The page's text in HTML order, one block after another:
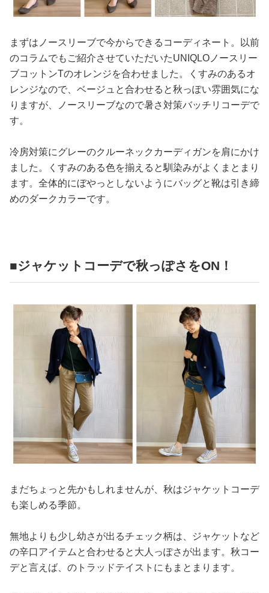
まずはノースリーブで今からできるコーディネート。以前
のコラムでもご紹介させていただいたUNIQLOノースリー
ブコットンTのオレンジを合わせました。くすみのあるオ
レンジなので、ベージュと合わせると秋っぽい雰囲気にな
りますが、ノースリーブなので暑さ対策バッチリコーデで
す。
冷房対策にグレーのクルーネックカーディガンを肩にかけ
ました。くすみのある色を揃えると馴染みがよくまとまり
ます。全体的にぼやっとしないようにバッグと靴は引き締
めのダークカラーです。
■ジャケットコーデで秋っぽさをON！
まだちょっと先かもしれませんが、秋はジャケットコーデ
も楽しめる季節。
無地よりも少し幼さが出るチェック柄は、ジャケットなど
の辛口アイテムと合わせると大人っぽさが出ます。秋コー
デと言えば、のトラッドテイストにもまとまります。